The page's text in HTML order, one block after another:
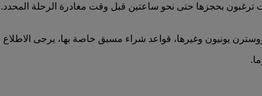
ترغبون بحجزها حتى نحو ساعتين قبل وقت مغادرة الرحلة
يونيون وغيرها، قواعد شراء مسبق خاصة بها، يرجى الاطلاع